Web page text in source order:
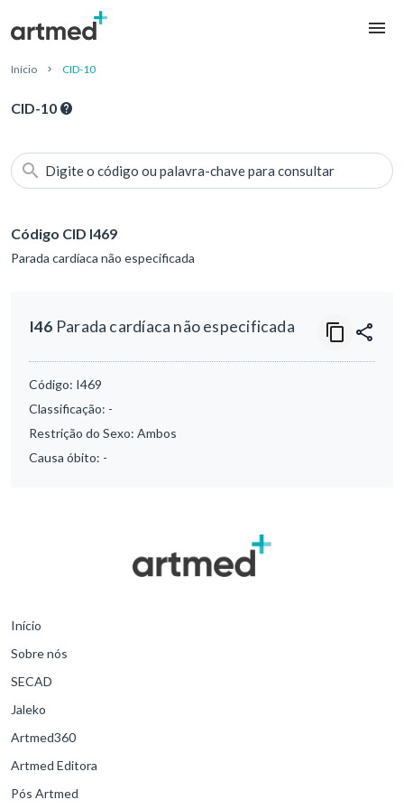
Início CID-10
CID-10
Digite o código ou palavra-chave para consultar
Código CID I469
Parada cardíaca não especificada
I46 Parada cardíaca não especificada
Código: I469
Classificação: -
Restrição do Sexo: Ambos
Causa óbito: -
Início
Sobre nós
SECAD
Jaleko
Artmed360
Artmed Editora
Pós Artmed